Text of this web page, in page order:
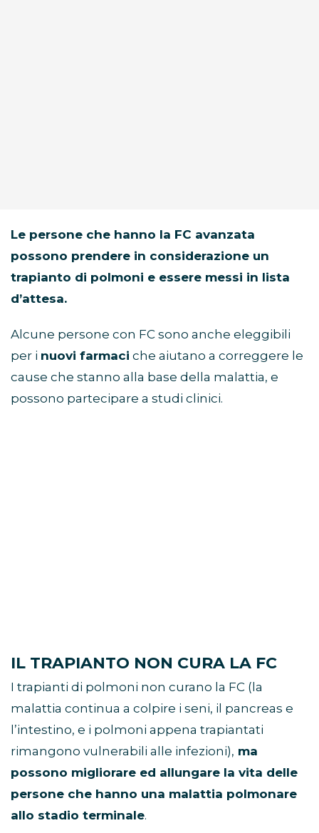
Le persone che hanno la FC avanzata
possono prendere in considerazione un
trapianto di polmoni e essere messi in lista
d’attesa.
Alcune persone con FC sono anche eleggibili
per i nuovi farmaci che aiutano a correggere le
cause che stanno alla base della malattia, e
possono partecipare a studi clinici.
IL TRAPIANTO NON CURA LA FC
I trapianti di polmoni non curano la FC (la
malattia continua a colpire i seni, il pancreas e
l’intestino, e i polmoni appena trapiantati
rimangono vulnerabili alle infezioni), ma
possono migliorare ed allungare la vita delle
persone che hanno una malattia polmonare
allo stadio terminale.